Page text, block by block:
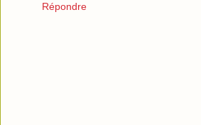
Répondre